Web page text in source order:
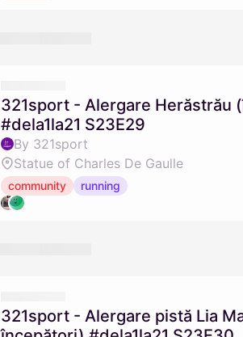
321sport - Alergare Herăstrău
#dela1la21 S23E29
By 321sport
Statue of Charles De Gaulle
community running
321sport - Alergare pistă Lia